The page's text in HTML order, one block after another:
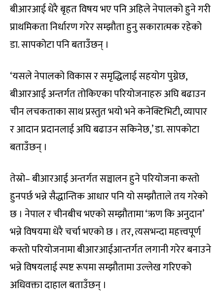
बीआरआई धेरै बृहत विषय भए पनि अहिले नेपालको हुने गरी
प्राथमिकता निर्धारण गरेर सम्झौता हुनु सकारात्मक रहेको
डा. सापकोटा पनि बताउँछन् ।
‘यसले नेपालको विकास र समृद्धिलाई सहयोग पुग्नेछ,
बीआरआई अन्तर्गत तोकिएका परियोजनाहरु अघि बढाउन
चीन लचकताका साथ प्रस्तुत भयो भने कनेक्टिभिटी, व्यापार
र आदान प्रदानलाई अघि बढाउन सकिनेछ,’ डा. सापकोटा
बताउँछन् ।
तेस्रो– बीआरआई अन्तर्गत सञ्चालन हुने परियोजना कस्तो
हुनपर्छ भन्ने सैद्धान्तिक आधार पनि यो सम्झौताले तय गरेको
छ । नेपाल र चीनबीच भएको सम्झौतामा ‘ऋण कि अनुदान’
भन्ने विषयमा धेरै चर्चा भएको छ । तर, त्यसभन्दा महत्त्वपूर्ण
कस्तो परियोजनामा बीआरआईआन्तर्गत लगानी गरेर बनाउने
भन्ने विषयलाई स्पष्ट रूपमा सम्झौतामा उल्लेख गरिएको
अधिवक्ता दाहाल बताउँछन् ।